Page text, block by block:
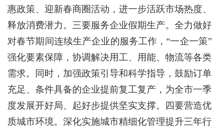
惠政策、迎新春商圈活动，进一步活跃市场热度、
释放消费潜力。三要服务企业假期生产。全力做好
对春节期间连续生产企业的服务工作，“一企一策”
强化要素保障，协调解决用工、用能、物流等各类
需求。同时，加强政策引导和科学指导，鼓励订单
充足、条件具备的企业提前复工复产，为全市一季
度发展开好局、起好步提供坚实支撑。四要营造优
质城市环境。深化实施城市精细化管理提升三年行